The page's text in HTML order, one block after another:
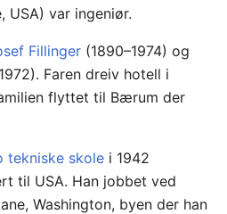
USA) var ingeniør.
Fillinger (1890–1974) og
Faren dreiv hotell i
flyttet til Bærum der
tekniske skole i 1942
til USA. Han jobbet ved
Washington, byen der han